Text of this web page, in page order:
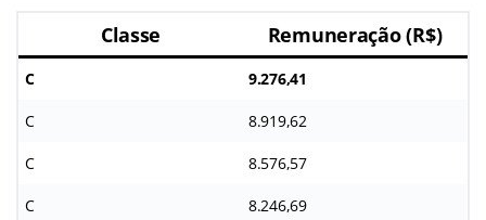
Classe Remuneração (R$)
C 9.276,41
C 8.919,62
C 8.576,57
C 8.246,69